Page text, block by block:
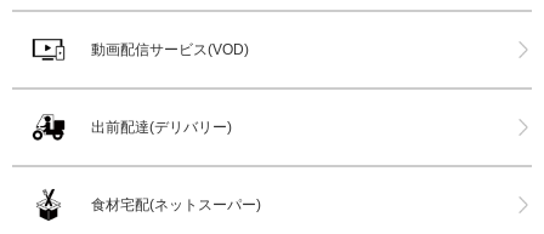
動画配信サービス(VOD)
出前配達(デリバリー)
食材宅配(ネットスーパー)